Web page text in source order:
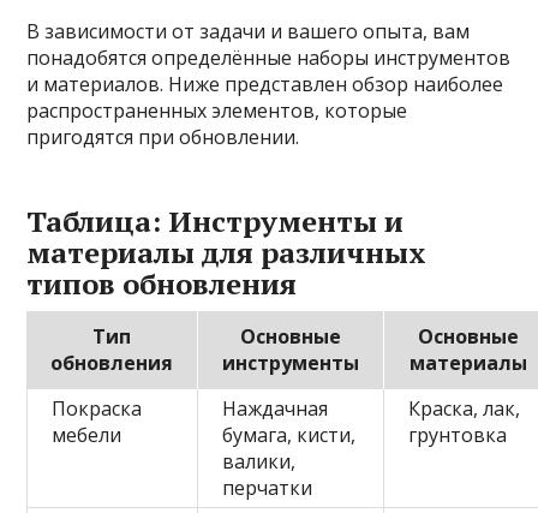
В зависимости от задачи и вашего опыта, вам
понадобятся определённые наборы инструментов
и материалов. Ниже представлен обзор наиболее
распространенных элементов, которые
пригодятся при обновлении.
Таблица: Инструменты и
материалы для различных
типов обновления
Тип
обновления
Основные
инструменты
Основные
материалы
Покраска
мебели
Наждачная
бумага, кисти,
валики,
перчатки
Краска, лак,
грунтовка